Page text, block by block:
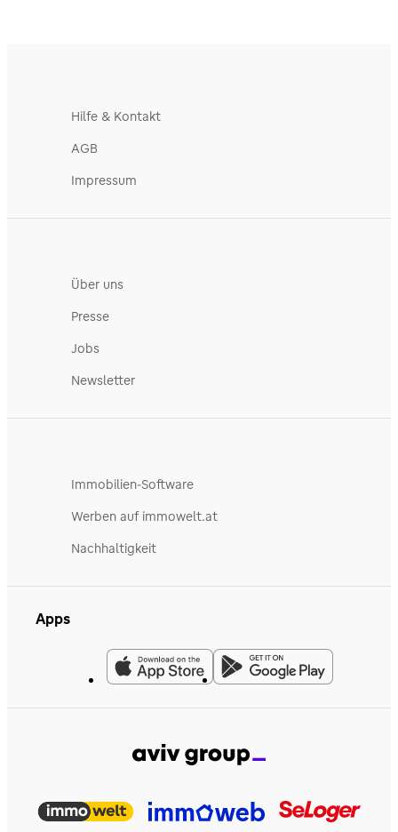
Hilfe & Kontakt
AGB
Impressum
Über uns
Presse
Jobs
Newsletter
Immobilien-Software
Werben auf immowelt.at
Nachhaltigkeit
Apps